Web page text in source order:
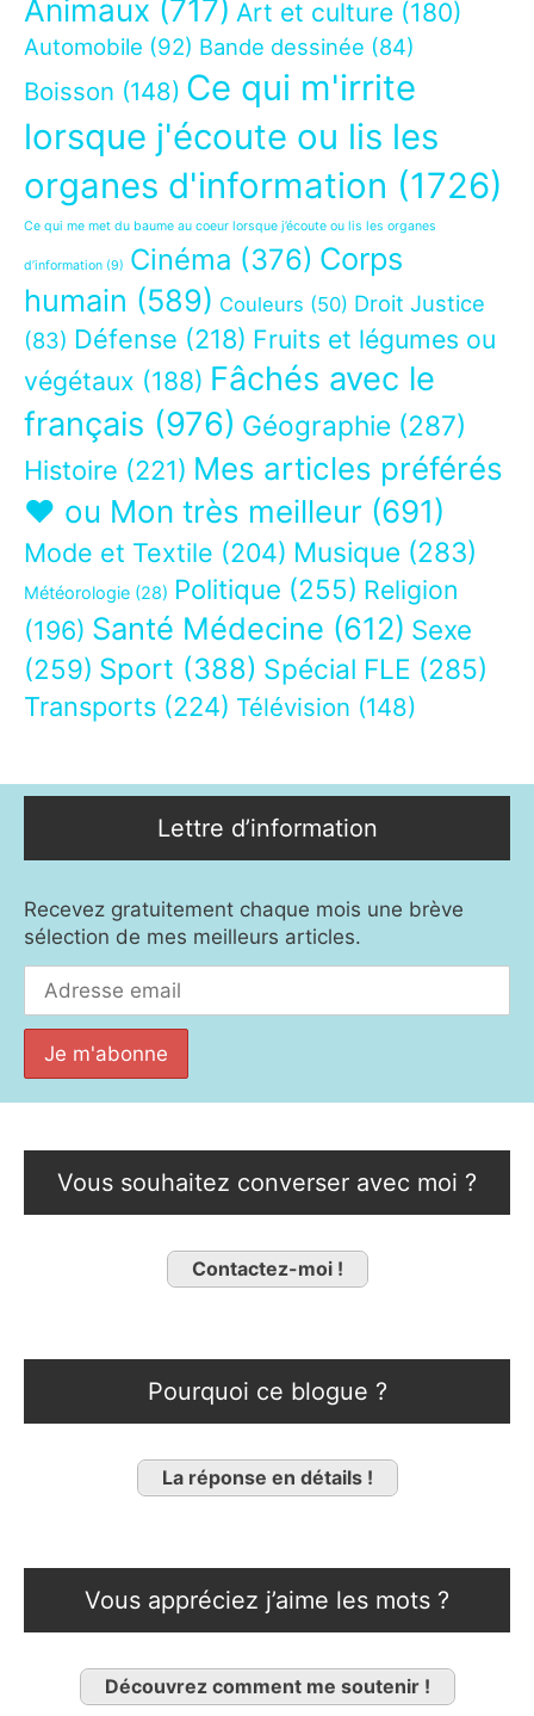
Animaux (717) Art et culture (180)
Automobile (92) Bande dessinée (84)
Boisson (148) Ce qui m'irrite
lorsque j'écoute ou lis les
organes d'information (1726)
Ce qui me met du baume au coeur lorsque j’écoute ou lis les organes
d’information (9) Cinéma (376) Corps
humain (589) Couleurs (50) Droit Justice
(83) Défense (218) Fruits et légumes ou
végétaux (188) Fâchés avec le
français (976) Géographie (287)
Histoire (221) Mes articles préférés
❤ ou Mon très meilleur (691)
Mode et Textile (204) Musique (283)
Météorologie (28) Politique (255) Religion
(196) Santé Médecine (612) Sexe
(259) Sport (388) Spécial FLE (285)
Transports (224) Télévision (148)
Lettre d’information
Recevez gratuitement chaque mois une brève
sélection de mes meilleurs articles.
Vous souhaitez converser avec moi ?
Contactez-moi !
Pourquoi ce blogue ?
La réponse en détails !
Vous appréciez j’aime les mots ?
Découvrez comment me soutenir !